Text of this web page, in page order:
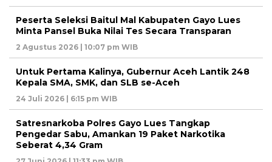
Peserta Seleksi Baitul Mal Kabupaten Gayo Lues
Minta Pansel Buka Nilai Tes Secara Transparan
2 Agustus 2026 | 10:07 pm WIB
Untuk Pertama Kalinya, Gubernur Aceh Lantik 248
Kepala SMA, SMK, dan SLB se-Aceh
24 Juli 2026 | 6:15 pm WIB
Satresnarkoba Polres Gayo Lues Tangkap
Pengedar Sabu, Amankan 19 Paket Narkotika
Seberat 4,34 Gram